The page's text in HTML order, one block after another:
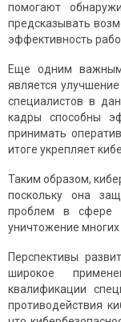
помогают
предсказывать
эффективность
Еще одним важным
является
специалистов в
кадры способны
принимать
итоге укрепляет
Таким образом,
поскольку она
проблем в сфере
уничтожение
Перспективы
широкое
квалификации
противодействия